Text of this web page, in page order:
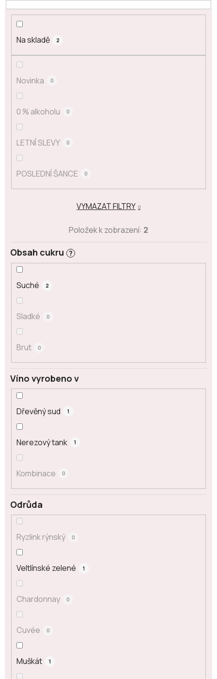
Na skladě 2
Novinka 0
0 % alkoholu 0
LETNÍ SLEVY 0
POSLEDNÍ ŠANCE 0
Odrůda
Ryzlink rýnský 0
Veltlínské zelené 1
Chardonnay 0
Cuvée 0
Muškát 1
Obsah cukru ?
Suché 2
Sladké 0
Brut 0
Víno vyrobeno v
Dřevěný sud 1
Nerezový tank 1
Kombinace 0
VYMAZAT FILTRY
Položek k zobrazení: 2